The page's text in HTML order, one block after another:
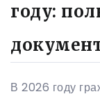
году:
В 2026 году